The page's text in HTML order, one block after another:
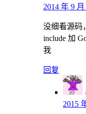
2014 年 9
没细看源码
include 加
我
回复
2015